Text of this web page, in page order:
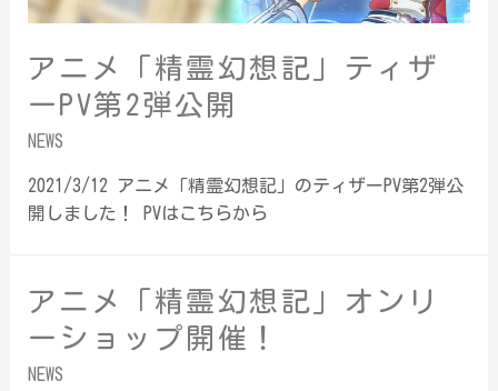
アニメ「精霊幻想記」ティザ
ーPV第2弾公開
NEWS
2021/3/12 アニメ「精霊幻想記」のティザーPV第2弾公
開しました！ PVはこちらから
アニメ「精霊幻想記」オンリ
ーショップ開催！
NEWS